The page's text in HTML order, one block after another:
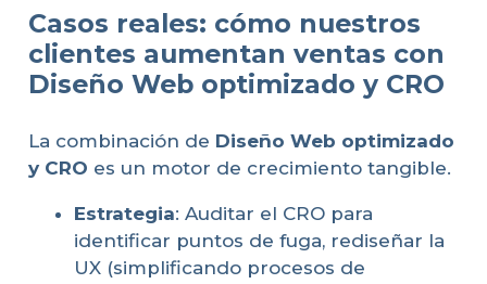
Casos reales: cómo nuestros
clientes aumentan ventas con
Diseño Web optimizado y CRO
La combinación de Diseño Web optimizado
y CRO es un motor de crecimiento tangible.
Estrategia: Auditar el CRO para
identificar puntos de fuga, rediseñar la
UX (simplificando procesos de